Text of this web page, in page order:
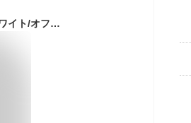
[アディダス] スタンスミス STAN SMITH コアホワイト/オフホワイト/プリラブドレッド HQ6816 日本国内正規品 23.0cm